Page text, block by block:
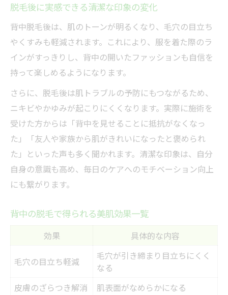
背中脱毛後のアフターケア心得と注意点まとめ
背中脱毛後に大切なアフターケア方法
脱毛後の肌トラブル予防チェックリスト
正しいケアで美しい背中を保つ秘訣
アフターケアで差がつく脱毛効果の持続
脱毛後に実感できる清潔な印象の変化
背中脱毛後は、肌のトーンが明るくなり、毛穴の目立ち
やくすみも軽減されます。これにより、服を着た際のラ
インがすっきりし、背中の開いたファッションも自信を
持って楽しめるようになります。
さらに、脱毛後は肌トラブルの予防にもつながるため、
ニキビやかゆみが起こりにくくなります。実際に施術を
受けた方からは「背中を見せることに抵抗がなくなっ
た」「友人や家族から肌がきれいになったと褒められ
た」といった声も多く聞かれます。清潔な印象は、自分
自身の意識も高め、毎日のケアへのモチベーション向上
にも繋がります。
背中の脱毛で得られる美肌効果一覧
効果 具体的な内容
毛穴の目立ち軽減
毛穴が引き締まり目立ちにくく
なる
皮膚のざらつき解消
肌表面がなめらかになる